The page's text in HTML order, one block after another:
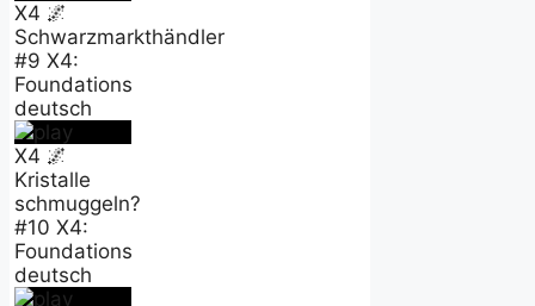
X4 🌌
Schwarzmarkthändler
#9 X4:
Foundations
deutsch
X4 🌌
Kristalle
schmuggeln?
#10 X4:
Foundations
deutsch